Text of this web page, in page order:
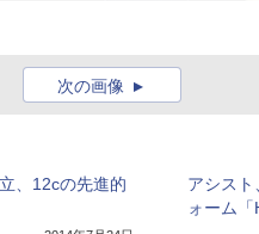
次の画像
、12cの先進的
アシス
ォーム「